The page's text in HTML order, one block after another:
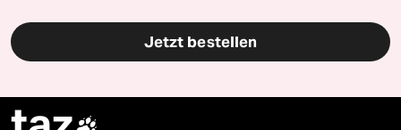
Jetzt bestellen